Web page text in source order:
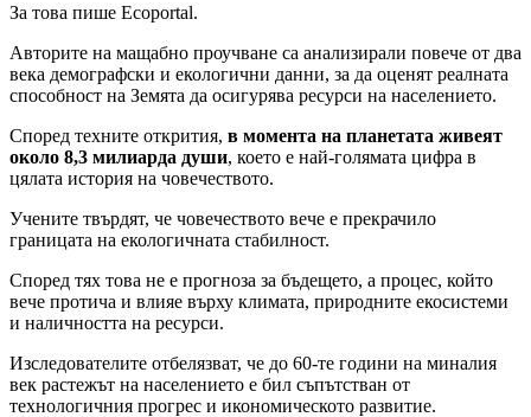
За това пише Ecoportal.
Авторите на мащабно проучване са анализирали повече от два
века демографски и екологични данни, за да оценят реалната
способност на Земята да осигурява ресурси на населението.
Според техните открития, в момента на планетата живеят
около 8,3 милиарда души, което е най-голямата цифра в
цялата история на човечеството.
Учените твърдят, че човечеството вече е прекрачило
границата на екологичната стабилност.
Според тях това не е прогноза за бъдещето, а процес, който
вече протича и влияе върху климата, природните екосистеми
и наличността на ресурси.
Изследователите отбелязват, че до 60-те години на миналия
век растежът на населението е бил съпътстван от
технологичния прогрес и икономическото развитие.